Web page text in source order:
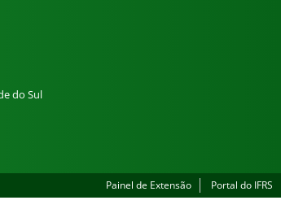
do Sul
Painel de Extensão Portal do IFRS